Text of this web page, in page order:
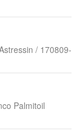
/ 170809-
Palmitoil